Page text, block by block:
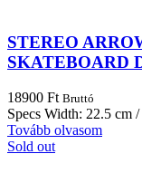
STEREO
SKATEBOARD
18900 Ft Bruttó
Specs Width: 22.5 cm
Tovább olvasom
Sold out